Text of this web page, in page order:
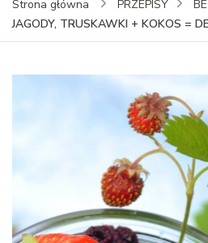
Strona główna PRZEPISY
JAGODY, TRUSKAWKI + KOKOS =